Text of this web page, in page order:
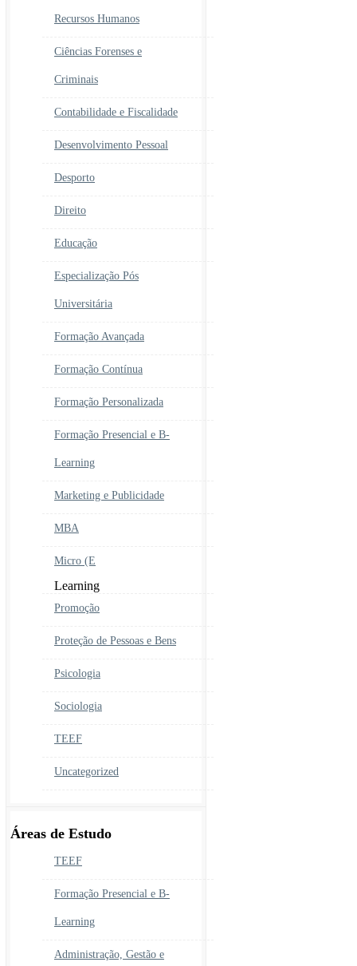
Recursos Humanos
Ciências Forenses e
Criminais
Contabilidade e Fiscalidade
Desenvolvimento Pessoal
Desporto
Direito
Educação
Especialização Pós
Universitária
Formação Avançada
Formação Contínua
Formação Personalizada
Formação Presencial e B-
Learning
Marketing e Publicidade
MBA
Micro (E
Learning
Promoção
Proteção de Pessoas e Bens
Psicologia
Sociologia
TEEF
Uncategorized
Áreas de Estudo
TEEF
Formação Presencial e B-
Learning
Administração, Gestão e